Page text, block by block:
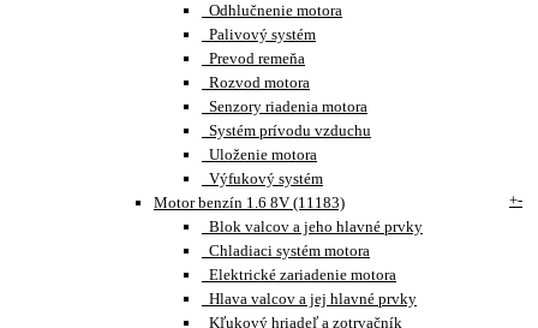
Odhlučnenie motora
Palivový systém
Prevod remeňa
Rozvod motora
Senzory riadenia motora
Systém prívodu vzduchu
Uloženie motora
Výfukový systém
Motor benzín 1.6 8V (11183)
+-
Blok valcov a jeho hlavné prvky
Chladiaci systém motora
Elektrické zariadenie motora
Hlava valcov a jej hlavné prvky
Kľukový hriadeľ a zotrvačník